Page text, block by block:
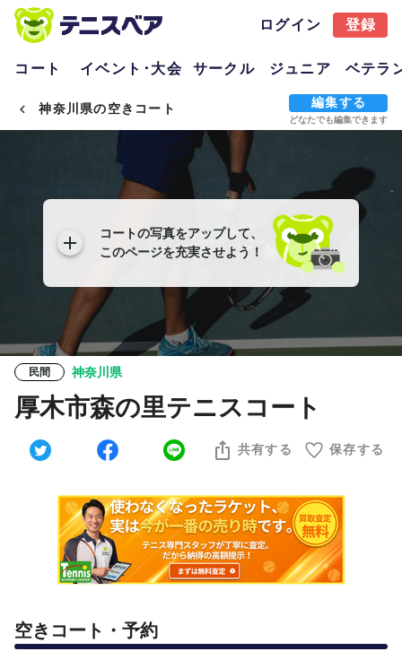
ログイン 登録
コート イベント･大会 サークル ジュニア ベテラ
神奈川県の空きコート 編集する
どなたでも編集できます
コートの写真をアップして、
このページを充実させよう！
民間 神奈川県
厚木市森の里テニスコート
共有する 保存する
空きコート・予約